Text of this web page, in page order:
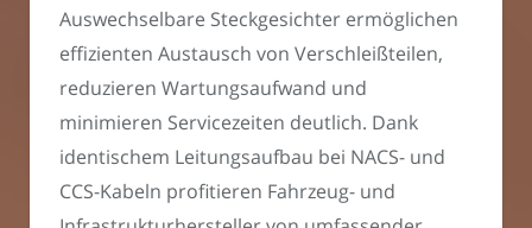
Auswechselbare Steckgesichter ermöglichen
effizienten Austausch von Verschleißteilen,
reduzieren Wartungsaufwand und
minimieren Servicezeiten deutlich. Dank
identischem Leitungsaufbau bei NACS- und
CCS-Kabeln profitieren Fahrzeug- und